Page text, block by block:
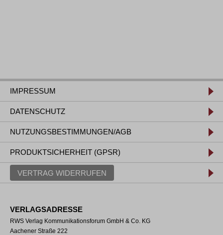
IMPRESSUM
DATENSCHUTZ
NUTZUNGSBESTIMMUNGEN/AGB
PRODUKTSICHERHEIT (GPSR)
VERTRAG WIDERRUFEN
VERLAGSADRESSE
RWS Verlag Kommunikationsforum GmbH & Co. KG
Aachener Straße 222